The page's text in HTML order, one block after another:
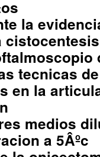
la
tecnicas
en la
medios
a 5Âºc